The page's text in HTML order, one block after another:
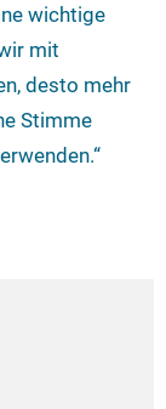
wichtige
mit
desto mehr
Stimme